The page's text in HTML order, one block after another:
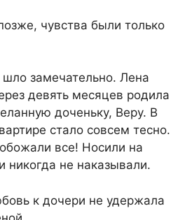
чувства были только
шло замечательно. Лена
девять месяцев родила
доченьку, Веру. В
стало совсем тесно.
все! Носили на
никогда не наказывали.
к дочери не удержала